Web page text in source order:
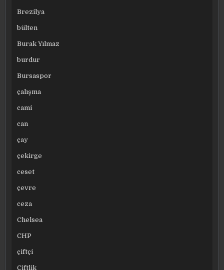
Brezilya
bülten
Burak Yılmaz
burdur
Bursaspor
çalışma
cami
can
çay
çekirge
ceset
çevre
ceza
Chelsea
CHP
çiftçi
Çiftlik